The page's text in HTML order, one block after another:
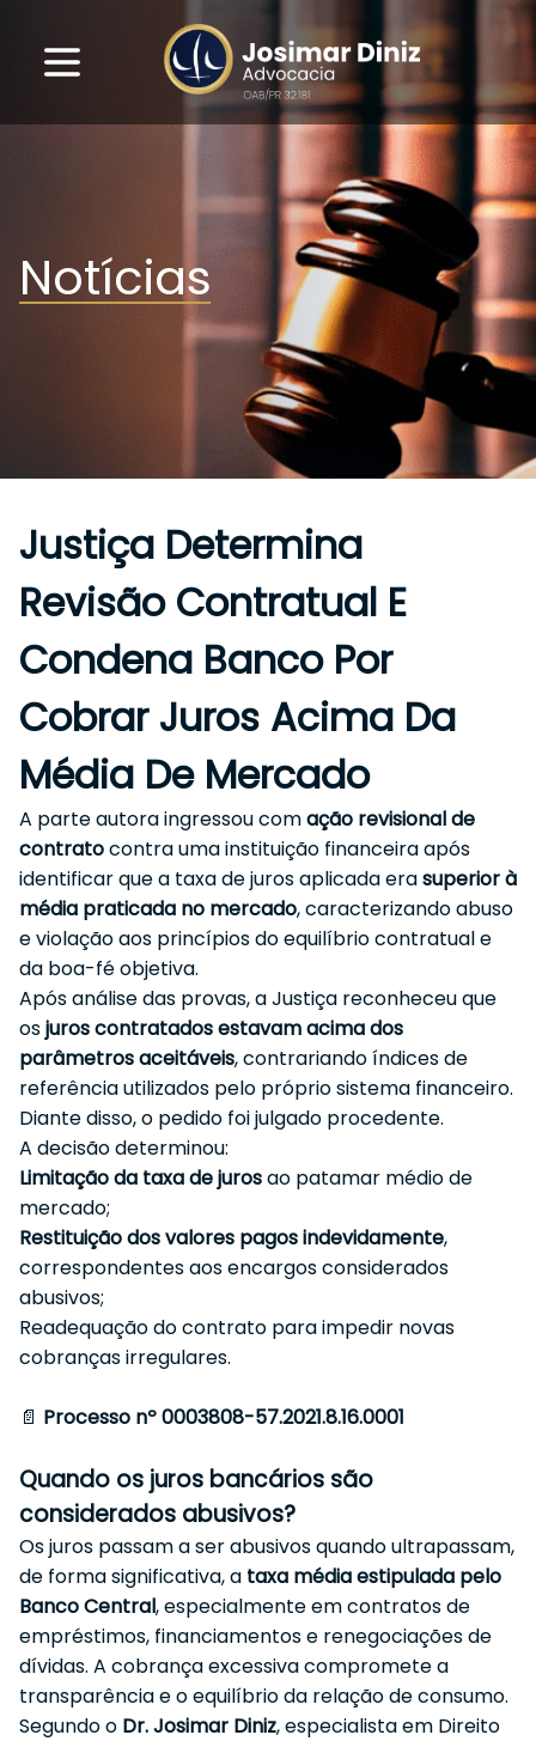
Notícias
Justiça Determina
Revisão Contratual E
Condena Banco Por
Cobrar Juros Acima Da
Média De Mercado
A parte autora ingressou comação revisional de
contratocontra uma instituição financeira após
identificar que a taxa de juros aplicada erasuperior à
média praticada no mercado, caracterizando abuso
e violação aos princípios do equilíbrio contratual e
da boa-fé objetiva.
Após análise das provas, a Justiça reconheceu que
osjuros contratados estavam acima dos
parâmetros aceitáveis, contrariando índices de
referência utilizados pelo próprio sistema financeiro.
Diante disso, o pedido foi julgado procedente.
A decisão determinou:
Limitação da taxa de jurosao patamar médio de
mercado;
Restituição dos valores pagos indevidamente,
correspondentes aos encargos considerados
abusivos;
Readequação do contrato para impedir novas
cobranças irregulares.
📄 Processo nº 0003808-57.2021.8.16.0001
Quando os juros bancários são
considerados abusivos?
Os juros passam a ser abusivos quando ultrapassam,
de forma significativa, a taxa média estipulada pelo
Banco Central, especialmente em contratos de
empréstimos, financiamentos e renegociações de
dívidas. A cobrança excessiva compromete a
transparência e o equilíbrio da relação de consumo.
Segundo o Dr. Josimar Diniz, especialista em Direito